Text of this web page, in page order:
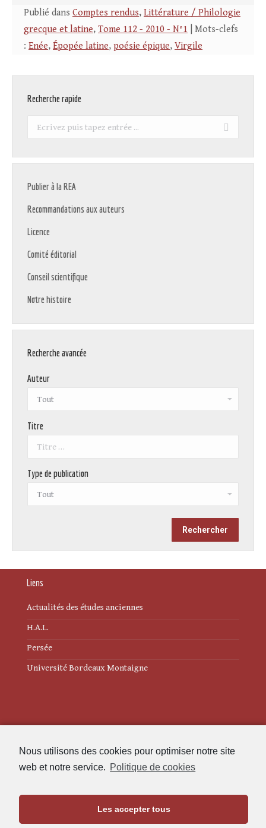
Nous utilisons des cookies pour optimiser notre site
web et notre service. Politique de cookies
Les accepter tous
Publié dans Comptes rendus, Littérature / Philologie
grecque et latine, Tome 112 - 2010 - N°1 | Mots-clefs
: Enée, Épopée latine, poésie épique, Virgile
Recherche rapide
Recherche
Publier à la REA
Recommandations aux auteurs
Licence
Comité éditorial
Conseil scientifique
Notre histoire
Recherche avancée
Auteur
Titre
Type de publication
Liens
Actualités des études anciennes
H.A.L.
Persée
Université Bordeaux Montaigne
Politique de cookies (UE)
Maison de l'Archéologie